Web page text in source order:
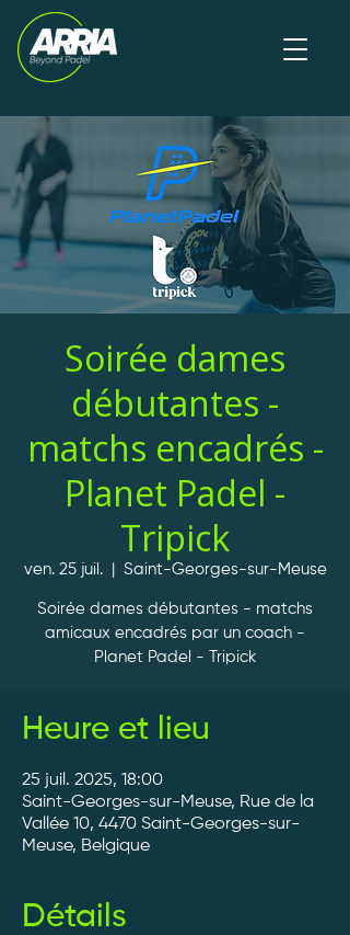
Soirée dames
débutantes -
matchs encadrés -
Planet Padel -
Tripick
ven. 25 juil.
  |
Saint-Georges-sur-Meuse
Soirée dames débutantes - matchs
amicaux encadrés par un coach -
Planet Padel - Tripick
Heure et lieu
25 juil. 2025, 18:00
Saint-Georges-sur-Meuse, Rue de la
Vallée 10, 4470 Saint-Georges-sur-
Meuse, Belgique
Détails